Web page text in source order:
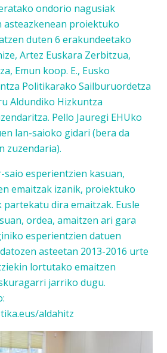
ondorio nagusiak
proiektuko
duten 6 erakundeetako
Artez Euskara Zerbitzua,
Emun koop. E., Eusko
Politikarako Sailburuordetza
Aldundiko Hizkuntza
Pello Jauregi EHUko
lan-saioko gidari (bera da
zuzendaria).
saio esperientzien kasuan,
emaitzak izanik, proiektuko
partekatu dira emaitzak. Eusle
ordea, amaitzen ari gara
esperientzien datuen
asteetan 2013-2016 urte
lortutako emaitzen
jarriko dugu.
aldahitz